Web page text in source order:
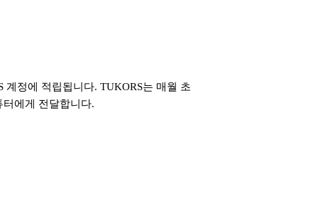
정에 적립됩니다. TUKORS는 매월 초
에게 전달합니다.